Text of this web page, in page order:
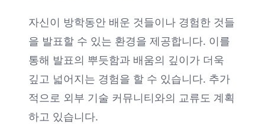
자신이 방학동안 배운 것들이나 경험한 것들
을 발표할 수 있는 환경을 제공합니다. 이를
통해 발표의 뿌듯함과 배움의 깊이가 더욱
깊고 넓어지는 경험을 할 수 있습니다. 추가
적으로 외부 기술 커뮤니티와의 교류도 계획
하고 있습니다.